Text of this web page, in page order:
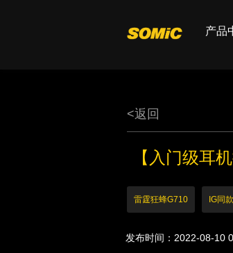
产品
<返回
【入门级耳
雷霆狂蜂G710 IG同款
发布时间：2022-08-10